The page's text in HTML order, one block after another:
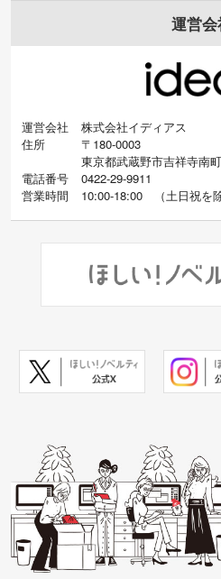
運営
運営会社
株式会社イディアス
住所
〒180-0003
東京都武蔵野市吉祥寺南
電話番号
0422-29-9911
営業時間
10:00-18:00 （土日祝を